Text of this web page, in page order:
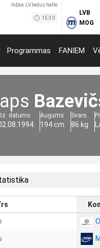
Inbox.LV ledus halle
15:30
LVB
MOG
Programmas FANIEM
datums Augums
194 cm
Svars
86 kg